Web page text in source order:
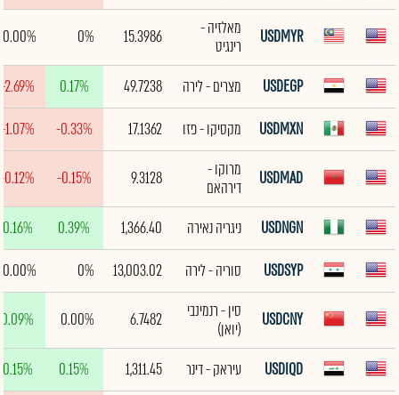
USDMYR
מאלזיה -
רינגיט
15.3986
0%
0.00%
USDEGP מצרים - לירה 49.7238
0.17%
-2.69%
USDMXN
מקסיקו - פזו 17.1362
-0.33%
-1.07%
USDMAD
מרוקו -
דירהאם
9.3128
-0.15%
-0.12%
USDNGN ניגריה נאירה 1,366.40
0.39%
0.16%
USDSYP
סוריה - לירה 13,003.02
0%
0.00%
USDCNY
סין - רנמינבי
(יואן)
6.7482
0.00%
0.09%
USDIQD עיראק - דינר 1,311.45
0.15%
0.15%